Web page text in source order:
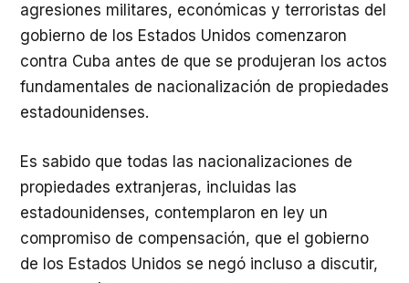
agresiones militares, económicas y terroristas del
gobierno de los Estados Unidos comenzaron
contra Cuba antes de que se produjeran los actos
fundamentales de nacionalización de propiedades
estadounidenses.
Es sabido que todas las nacionalizaciones de
propiedades extranjeras, incluidas las
estadounidenses, contemplaron en ley un
compromiso de compensación, que el gobierno
de los Estados Unidos se negó incluso a discutir,